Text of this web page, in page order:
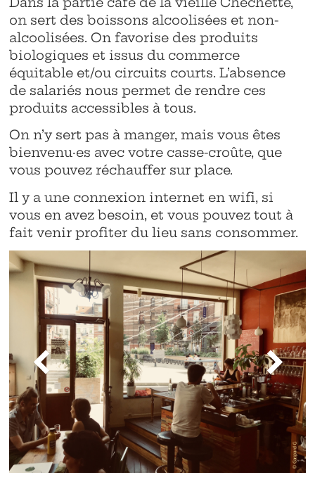
on sert des boissons alcoolisées et non-
alcoolisées. On favorise des produits
biologiques et issus du commerce
équitable et/ou circuits courts. L’absence
de salariés nous permet de rendre ces
produits accessibles à tous.
On n’y sert pas à manger, mais vous êtes
bienvenu·es avec votre casse-croûte, que
vous pouvez réchauffer sur place.
Il y a une connexion internet en wifi, si
vous en avez besoin, et vous pouvez tout à
fait venir profiter du lieu sans consommer.